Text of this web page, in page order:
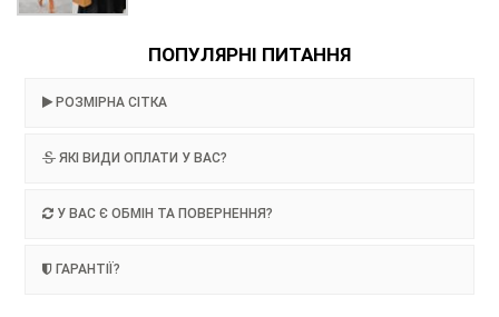
ПОПУЛЯРНІ ПИТАННЯ
РОЗМІРНА СІТКА
ЯКІ ВИДИ ОПЛАТИ У ВАС?
У ВАС Є ОБМІН ТА ПОВЕРНЕННЯ?
ГАРАНТІЇ?